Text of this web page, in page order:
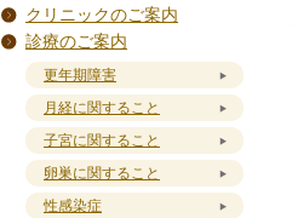
クリニックのご案内
診療のご案内
更年期障害
月経に関すること
子宮に関すること
卵巣に関すること
性感染症